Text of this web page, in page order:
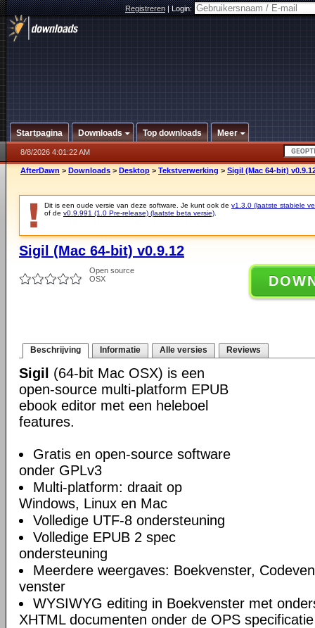
Registreren|Login:
Startpagina Downloads Top downloads Meer
8/8/2026 4:01:22 AM
AfterDawn > Downloads > Desktop > Tekstverwerking > Sigil (Mac 64-bit)
Dit is een oude versie van deze software. Je kunt ook de v1.3.0 (laatste stabiele
of de v0.9.991 (1.0 Pre-release) (laatste beta versie)
Sigil (Mac 64-bit) v0.9.12
Open source
OSX
Beschrijving Informatie Alle versies Reviews
Sigil
(64-bit Mac OSX) is een
open-source multi-platform EPUB
ebook editor met een heleboel
features.
Gratis en open-source software
onder GPLv3
Multi-platform: draait op
Windows, Linux en Mac
Volledige UTF-8 ondersteuning
Volledige EPUB 2 spec
ondersteuning
Meerdere weergaves: Boekvenster,
venster
WYSIWYG editing in Boekvenster met
XHTML documenten onder de OPS specificatie